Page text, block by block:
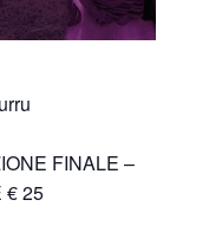
FINALE –
€ 25